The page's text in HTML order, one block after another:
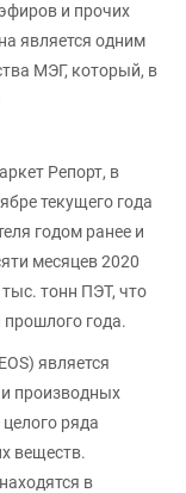
и прочих
является одним
МЭГ, который, в
Репорт, в
текущего года
годом ранее и
месяцев 2020
тонн ПЭТ, что
прошлого года.
является
производных
ряда
веществ.
в